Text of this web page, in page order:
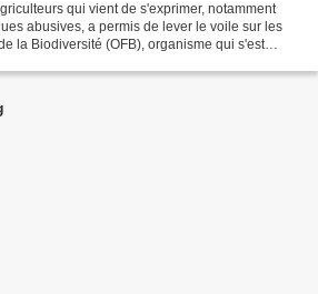
qui vient de s'exprimer, notamment
abusives, a permis de lever le voile sur les
la Biodiversité (OFB), organisme qui s'est